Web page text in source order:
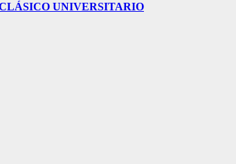
UNIVERSITARIO